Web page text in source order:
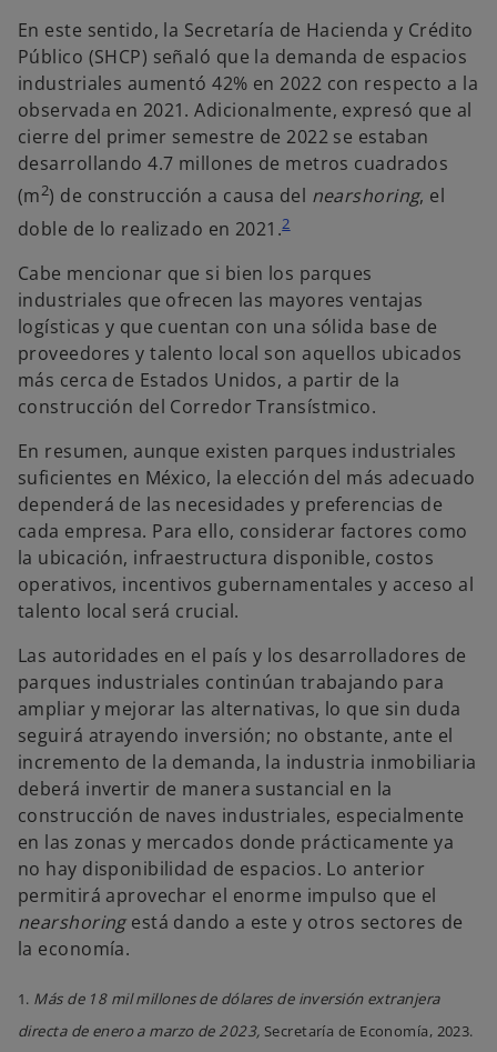
En este sentido, la Secretaría de Hacienda y Crédito
Público (SHCP) señaló que la demanda de espacios
industriales aumentó 42% en 2022 con respecto a la
observada en 2021. Adicionalmente, expresó que al
cierre del primer semestre de 2022 se estaban
desarrollando 4.7 millones de metros cuadrados
(m2) de construcción a causa del nearshoring, el
doble de lo realizado en 2021.2
Cabe mencionar que si bien los parques
industriales que ofrecen las mayores ventajas
logísticas y que cuentan con una sólida base de
proveedores y talento local son aquellos ubicados
más cerca de Estados Unidos, a partir de la
construcción del Corredor Transístmico.
En resumen, aunque existen parques industriales
suficientes en México, la elección del más adecuado
dependerá de las necesidades y preferencias de
cada empresa. Para ello, considerar factores como
la ubicación, infraestructura disponible, costos
operativos, incentivos gubernamentales y acceso al
talento local será crucial.
Las autoridades en el país y los desarrolladores de
parques industriales continúan trabajando para
ampliar y mejorar las alternativas, lo que sin duda
seguirá atrayendo inversión; no obstante, ante el
incremento de la demanda, la industria inmobiliaria
deberá invertir de manera sustancial en la
construcción de naves industriales, especialmente
en las zonas y mercados donde prácticamente ya
no hay disponibilidad de espacios. Lo anterior
permitirá aprovechar el enorme impulso que el
nearshoringestá dando a este y otros sectores de
la economía.
1. Más de 18 mil millones de dólares de inversión extranjera
directa de enero a marzo de 2023, Secretaría de Economía, 2023.